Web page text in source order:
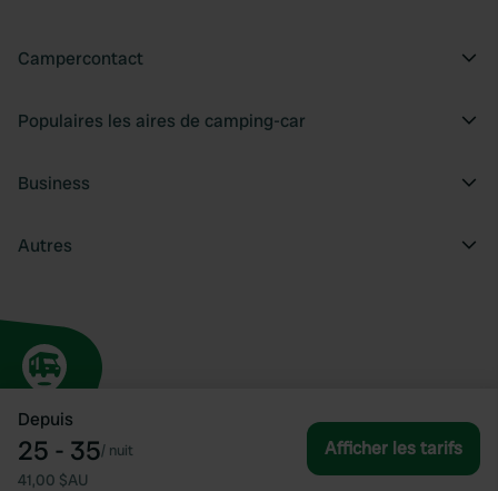
Depuis
25 - 35/ nuit
41,00 $AU
Afficher les tarifs
Campercontact
Populaires les aires de camping-car
Business
Autres